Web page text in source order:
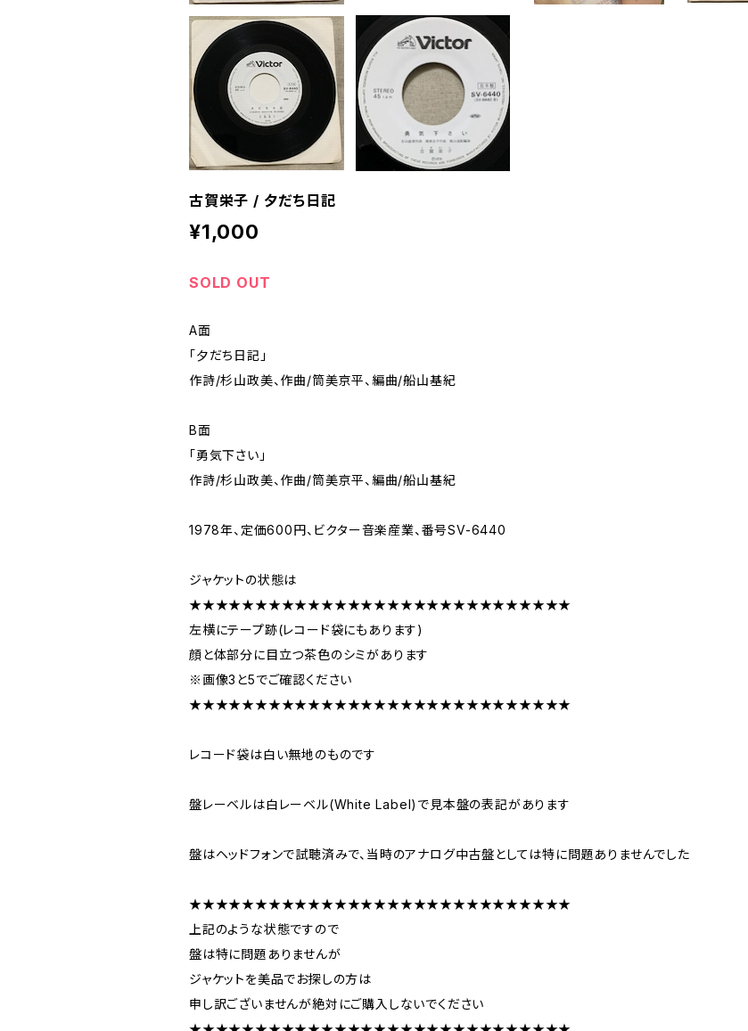
古賀栄子 / 夕だち日記
¥1,000
SOLD OUT
A面
「夕だち日記」
作詩/杉山政美、作曲/筒美京平、編曲/船山基紀
B面
「勇気下さい」
作詩/杉山政美、作曲/筒美京平、編曲/船山基紀
1978年、定価600円、ビクター音楽産業、番号SV-6440
ジャケットの状態は
★★★★★★★★★★★★★★★★★★★★★★★★★★★★★
左横にテープ跡(レコード袋にもあります)
顔と体部分に目立つ茶色のシミがあります
※画像3と5でご確認ください
★★★★★★★★★★★★★★★★★★★★★★★★★★★★★
レコード袋は白い無地のものです
盤レーベルは白レーベル(White Label)で見本盤の表記があります
盤はヘッドフォンで試聴済みで、当時のアナログ中古盤としては特に問題ありませんでした
★★★★★★★★★★★★★★★★★★★★★★★★★★★★★
上記のような状態ですので
盤は特に問題ありませんが
ジャケットを美品でお探しの方は
申し訳ございませんが絶対にご購入しないでください